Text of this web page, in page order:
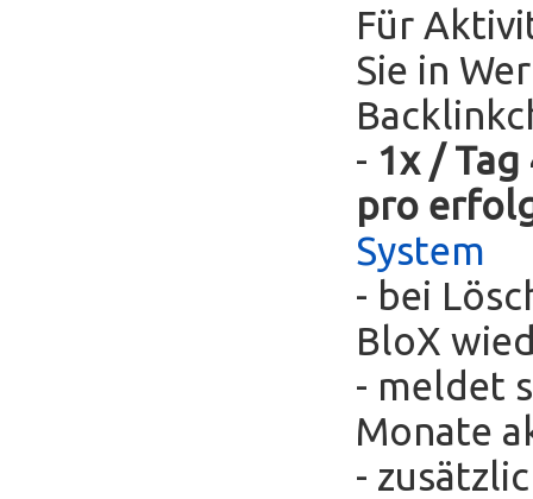
Für
Sie in
- 1x /
pro
System
- bei
BloX
- meldet
Monate
-